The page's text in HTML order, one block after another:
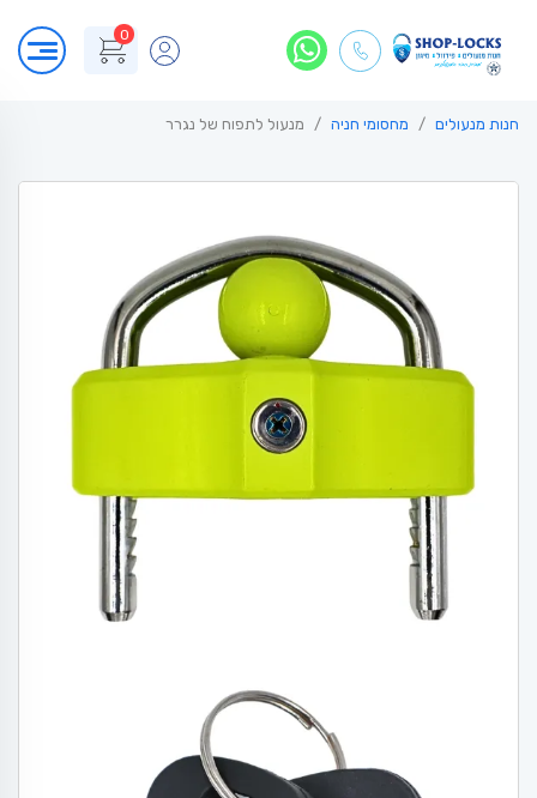
0
חנות מנעולים מחסומי חניה מנעול לתפוח של נגרר